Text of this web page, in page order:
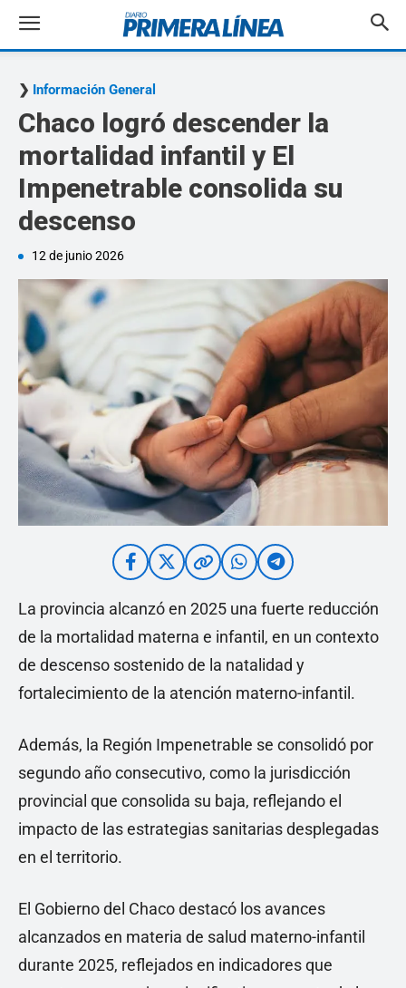
Información General
Chaco logró descender la
mortalidad infantil y El
Impenetrable consolida su
descenso
12 de junio 2026
La provincia alcanzó en 2025 una fuerte reducción
de la mortalidad materna e infantil, en un contexto
de descenso sostenido de la natalidad y
fortalecimiento de la atención materno-infantil.
Además, la Región Impenetrable se consolidó por
segundo año consecutivo, como la jurisdicción
provincial que consolida su baja, reflejando el
impacto de las estrategias sanitarias desplegadas
en el territorio.
El Gobierno del Chaco destacó los avances
alcanzados en materia de salud materno-infantil
durante 2025, reflejados en indicadores que